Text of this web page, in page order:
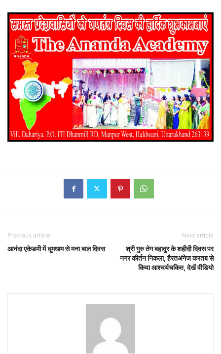
Previous article
आनंदा एकेडमी में धूमधाम से मना बाल दिवस
Next article
श्री गुरु तेग बहादुर के शहीदी दिवस पर
नगर कीर्तन निकला, हैरतअंगेज करतब से
किया आश्चर्यचकित, देखें वीडियो